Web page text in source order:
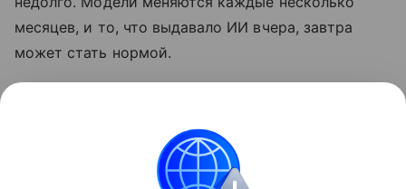
месяцев, и то, что выдавало ИИ вчера, завтра
может стать нормой.
внуков на «ИИ-слопе». Подробности в